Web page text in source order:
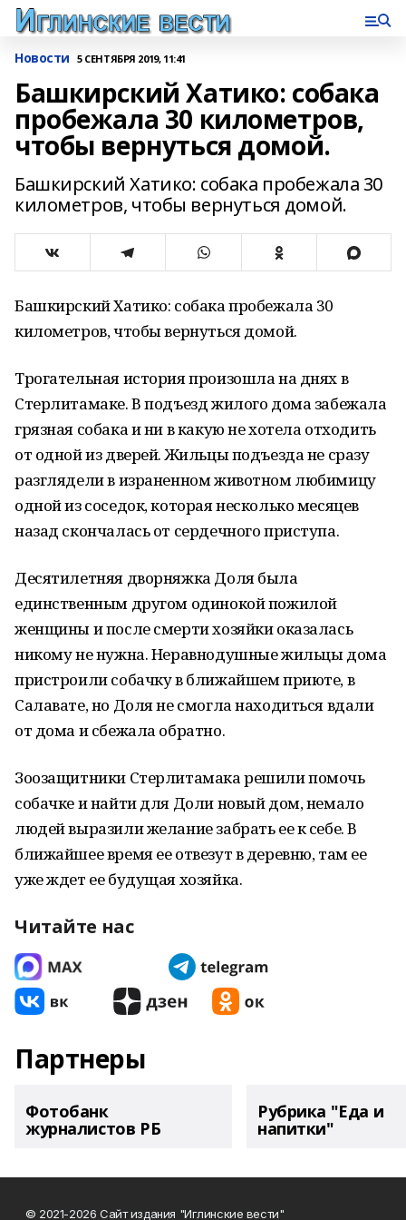
Новости 5 СЕНТЯБРЯ 2019, 11:41
Башкирский Хатико: собака
пробежала 30 километров,
чтобы вернуться домой.
Башкирский Хатико: собака пробежала 30
километров, чтобы вернуться домой.
Башкирский Хатико: собака пробежала 30
километров, чтобы вернуться домой.
Трогательная история произошла на днях в
Стерлитамаке. В подъезд жилого дома забежала
грязная собака и ни в какую не хотела отходить
от одной из дверей. Жильцы подъезда не сразу
разглядели в израненном животном любимицу
одной из соседок, которая несколько месяцев
назад скончалась от сердечного приступа.
Десятилетняя дворняжка Доля была
единственным другом одинокой пожилой
женщины и после смерти хозяйки оказалась
никому не нужна. Неравнодушные жильцы дома
пристроили собачку в ближайшем приюте, в
Салавате, но Доля не смогла находиться вдали
от дома и сбежала обратно.
Зоозащитники Стерлитамака решили помочь
собачке и найти для Доли новый дом, немало
людей выразили желание забрать ее к себе. В
ближайшее время ее отвезут в деревню, там ее
уже ждет ее будущая хозяйка.
Читайте нас
Партнеры
Фотобанк
журналистов РБ
Рубрика "Еда и
напитки"
© 2021-2026 Сайт издания "Иглинские вести"